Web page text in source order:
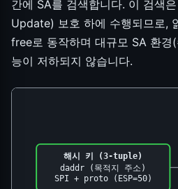
간에 SA를 검색합니다. 이 검색
Update) 보호 하에 수행되므로,
free로 동작하며 대규모 SA 환경
능이 저하되지 않습니다.
해시 키 (3-tuple)
daddr (목적지 주소)
SPI + proto (ESP=50)